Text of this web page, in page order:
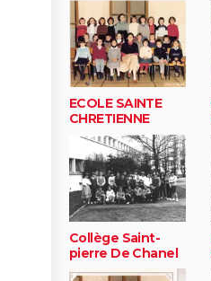
ECOLE SAINTE
CHRETIENNE
Collège Saint-
pierre De Chanel